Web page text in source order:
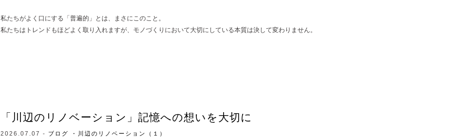
私たちがよく口にする「普遍的」とは、まさにこのこと。
私たちはトレンドもほどよく取り入れますが、モノづくりにおいて大切にしている本質は決して変わりません。
「川辺のリノベーション」記憶への想いを大切に
2026.07.07 - ブログ ・川辺のリノベーション（１）